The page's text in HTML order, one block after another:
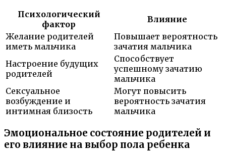
Психологический
фактор
Влияние
Желание родителей
иметь мальчика
Повышает вероятность
зачатия мальчика
Настроение будущих
родителей
Способствует
успешному зачатию
мальчика
Сексуальное
возбуждение и
интимная близость
Могут повысить
вероятность зачатия
мальчика
Эмоциональное состояние родителей и
его влияние на выбор пола ребенка